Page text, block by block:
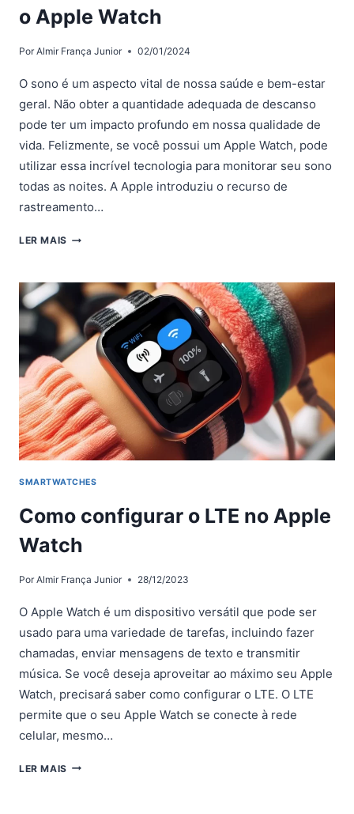
o Apple Watch
Por Almir França Junior 02/01/2024
O sono é um aspecto vital de nossa saúde e bem-estar
geral. Não obter a quantidade adequada de descanso
pode ter um impacto profundo em nossa qualidade de
vida. Felizmente, se você possui um Apple Watch, pode
utilizar essa incrível tecnologia para monitorar seu sono
todas as noites. A Apple introduziu o recurso de
rastreamento…
LER MAISCOMO
O
SEU
SONO
COM
O
APPLE
WATCH
SMARTWATCHES
Como configurar o LTE no Apple
Watch
Por Almir França Junior 28/12/2023
O Apple Watch é um dispositivo versátil que pode ser
usado para uma variedade de tarefas, incluindo fazer
chamadas, enviar mensagens de texto e transmitir
música. Se você deseja aproveitar ao máximo seu Apple
Watch, precisará saber como configurar o LTE. O LTE
permite que o seu Apple Watch se conecte à rede
celular, mesmo…
LER MAISCOMO